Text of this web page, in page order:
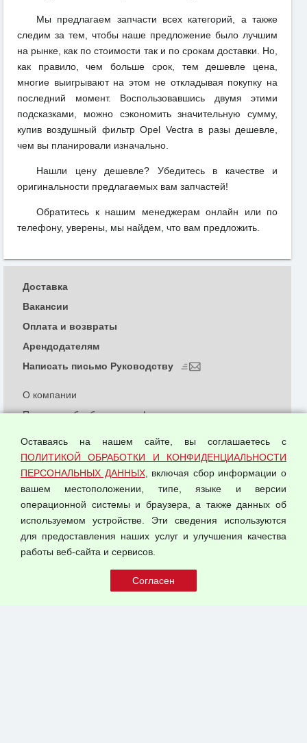
Мы предлагаем запчасти всех категорий, а также
следим за тем, чтобы наше предложение было лучшим
на рынке, как по стоимости так и по срокам доставки. Но,
как правило, чем больше срок, тем дешевле цена,
многие выигрывают на этом не откладывая покупку на
последний момент. Воспользовавшись двумя этими
подсказками, можно сэкономить значительную сумму,
купив воздушный фильтр Opel Vectra в разы дешевле,
чем вы планировали изначально.
Нашли цену дешевле? Убедитесь в качестве и
оригинальности предлагаемых вам запчастей!
Обратитесь к нашим менеджерам онлайн или по
телефону, уверены, мы найдем, что вам предложить.
© 2026 ООО "Феникс"
О компании
Политика обработки и конфиденциальности
Согласием на обработку персональных данных
Оферта оптовой купли-продажи
Публичная оферта
Доставка
Вакансии
Оплата и возвраты
Арендодателям
Написать письмо Руководству
Оставаясь на нашем сайте, вы соглашаетесь с
ПОЛИТИКОЙ ОБРАБОТКИ И КОНФИДЕНЦИАЛЬНОСТИ
ПЕРСОНАЛЬНЫХ ДАННЫХ, включая сбор информации о
вашем местоположении, типе, языке и версии
операционной системы и браузера, а также данных об
используемом устройстве. Эти сведения используются
для предоставления наших услуг и улучшения качества
работы веб-сайта и сервисов.